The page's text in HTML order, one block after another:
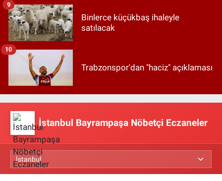
Binlerce küçükbaş ihaleyle
satılacak
9
Trabzonspor'dan "haciz" açıklaması
10
İstanbul Bayrampaşa Nöbetçi Eczaneler